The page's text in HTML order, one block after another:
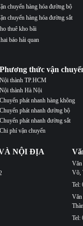
chuyển hàng hóa đường bộ
chuyển hàng hóa đường sắt
thuê kho bãi
báo hải quan
Phương thức vận
Nội thành TP.HCM
Nội thành Hà Nội
Chuyển phát nhanh hàng không
Chuyển phát nhanh đường bộ
Chuyển phát nhanh đường sắt
Chi phí vận chuyển
NỘI ĐỊA
Văn
Võ,
Tel:
Văn
Tel: